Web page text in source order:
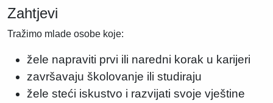
Zahtjevi
Tražimo mlade osobe koje:
žele napraviti prvi ili naredni korak u karijeri
završavaju školovanje ili studiraju
žele steći iskustvo i razvijati svoje vještine